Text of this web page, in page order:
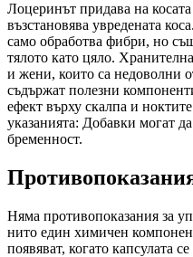
Лоцеринът придава на косата
възстановява увредената
само обработва фибри, но
тялото като цяло.
и жени, които са недоволни
съдържат полезни
ефект върху скалпа и
указанията: Добавки могат
бременност.
Няма противопоказания за
нито един химичен
появяват, когато капсулата